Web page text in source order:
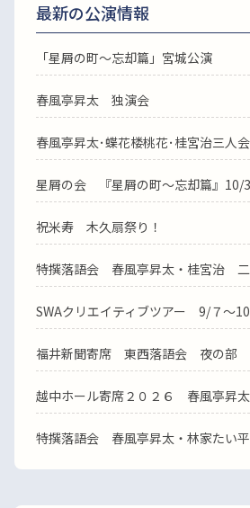
最新の公演情報
「星屑の町～忘却篇」宮城公演
春風亭昇太 独演会
春風亭昇太･蝶花楼桃花･桂宮治三人会
星屑の会 『星屑の町～忘却篇』10/
祝米寿 木久扇祭り！
特撰落語会 春風亭昇太・桂宮治
SWAクリエイティブツアー 9/７～10
福井新聞寄席 東西落語会 夜の部
越中ホール寄席２０２６ 春風亭昇
特撰落語会 春風亭昇太・林家たい